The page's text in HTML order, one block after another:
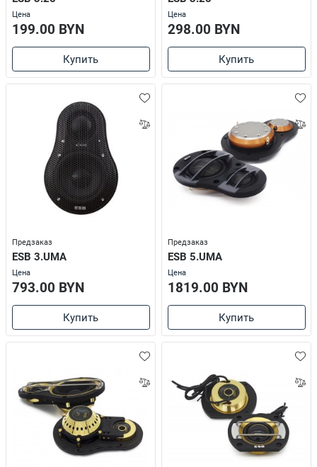
Цена
199.00 BYN
Купить
Цена
298.00 BYN
Купить
Предзаказ
ESB 3.UMA
Цена
793.00 BYN
Купить
Предзаказ
ESB 5.UMA
Цена
1819.00 BYN
Купить